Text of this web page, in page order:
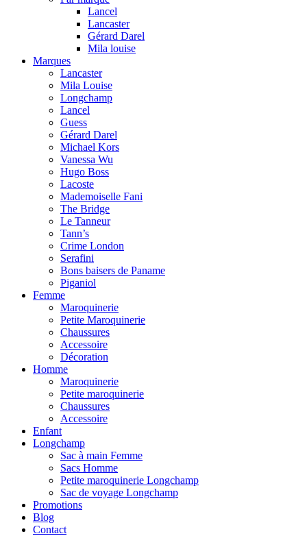
Lancel
Lancaster
Gérard Darel
Mila louise
Marques
Lancaster
Mila Louise
Longchamp
Lancel
Guess
Gérard Darel
Michael Kors
Vanessa Wu
Hugo Boss
Lacoste
Mademoiselle Fani
The Bridge
Le Tanneur
Tann’s
Crime London
Serafini
Bons baisers de Paname
Piganiol
Femme
Maroquinerie
Petite Maroquinerie
Chaussures
Accessoire
Décoration
Homme
Maroquinerie
Petite maroquinerie
Chaussures
Accessoire
Enfant
Longchamp
Sac à main Femme
Sacs Homme
Petite maroquinerie Longchamp
Sac de voyage Longchamp
Promotions
Blog
Contact